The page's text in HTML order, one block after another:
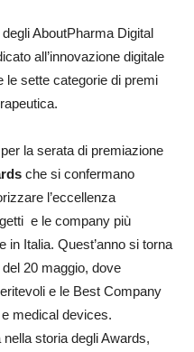
AboutPharma Digital
all’innovazione digitale
le sette categorie di premi
la serata di premiazione
che si confermano
l’eccellenza
e le company più
in Italia. Quest’anno si torna
20 maggio, dove
e le Best Company
medical devices.
storia degli Awards,